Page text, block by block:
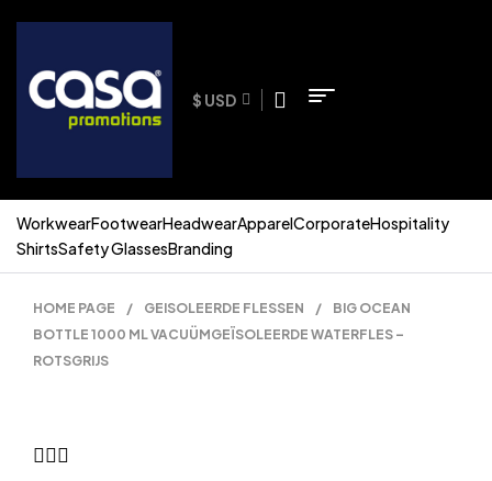
$ USD
WorkwearFootwearHeadwearApparelCorporateHospitality
ShirtsSafety GlassesBranding
HOME PAGE / GEISOLEERDE FLESSEN /
BIG OCEAN
BOTTLE 1000 ML VACUÜMGEÏSOLEERDE WATERFLES –
ROTSGRIJS